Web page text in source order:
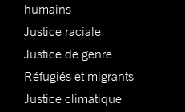
humains
Justice raciale
Justice de genre
Réfugiés et migrants
Justice climatique